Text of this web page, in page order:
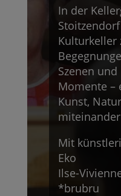
In der
Kulturkeller
Szenen
Momente –
Kunst,
Mit
Eko
Ilse-
*brubru